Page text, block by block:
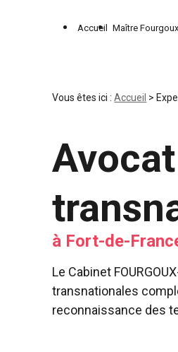
Accueil Maître
Vous êtes ici : Accueil >
à Fort-de-
Le Cabinet
transnationales
reconnaissance des